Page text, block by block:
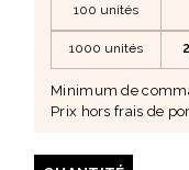
100 unités
1000 unités
Minimum de
Prix hors frais de